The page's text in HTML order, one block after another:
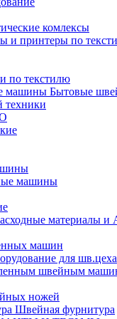
комлексы
по текстилю
Бытовые
техники
машины
машин
для шв.цеха
швейным
ножей
Швейная фурнитура